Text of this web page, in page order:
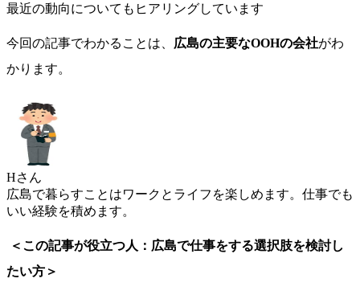
最近の動向についてもヒアリングしています
今回の記事でわかることは、 広島の主要なOOHの会社がわ
かります。
Hさん
広島で暮らすことはワークとライフを楽しめます。仕事でも
いい経験を積めます。
＜この記事が役立つ人：広島で仕事をする選択肢を検討し
たい方＞